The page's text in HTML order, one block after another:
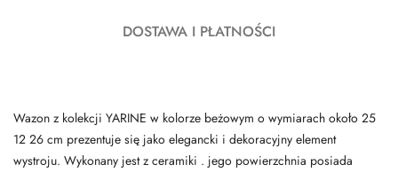
DOSTAWA I PŁATNOŚCI
Wazon z kolekcji YARINE w kolorze beżowym o wymiarach około 25
12 26 cm prezentuje się jako elegancki i dekoracyjny element
wystroju. Wykonany jest z ceramiki . jego powierzchnia posiada